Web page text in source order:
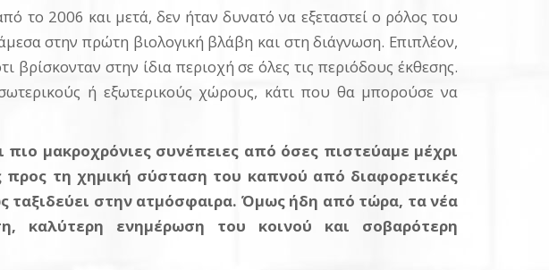
το 2006 και μετά, δεν ήταν δυνατό να εξεταστεί ο ρόλος του
στην πρώτη βιολογική βλάβη και στη διάγνωση. Επιπλέον,
στην ίδια περιοχή σε όλες τις περιόδους έκθεσης.
ή εξωτερικούς χώρους, κάτι που θα μπορούσε να
μακροχρόνιες συνέπειες από όσες πιστεύαμε μέχρι
προς τη χημική σύσταση του καπνού από διαφορετικές
ταξιδεύει στην ατμόσφαιρα. Όμως ήδη από τώρα, τα νέα
καλύτερη ενημέρωση του κοινού και σοβαρότερη